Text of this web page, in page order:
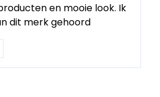
en mooie look. Ik
dit merk gehoord